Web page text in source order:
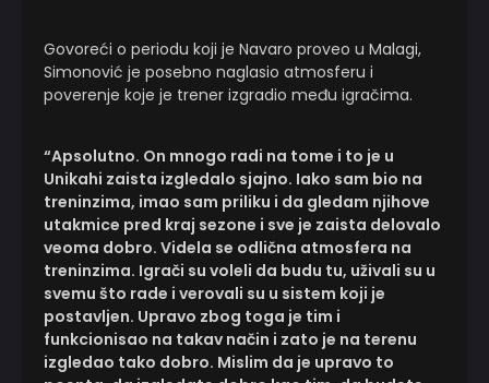
Govoreći o periodu koji je Navaro proveo u Malagi,
Simonović je posebno naglasio atmosferu i
poverenje koje je trener izgradio među igračima.
“Apsolutno. On mnogo radi na tome i to je u
Unikahi zaista izgledalo sjajno. Iako sam bio na
treninzima, imao sam priliku i da gledam njihove
utakmice pred kraj sezone i sve je zaista delovalo
veoma dobro. Videla se odlična atmosfera na
treninzima. Igrači su voleli da budu tu, uživali su u
svemu što rade i verovali su u sistem koji je
postavljen. Upravo zbog toga je tim i
funkcionisao na takav način i zato je na terenu
izgledao tako dobro. Mislim da je upravo to